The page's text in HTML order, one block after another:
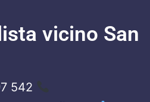
vicino San
542